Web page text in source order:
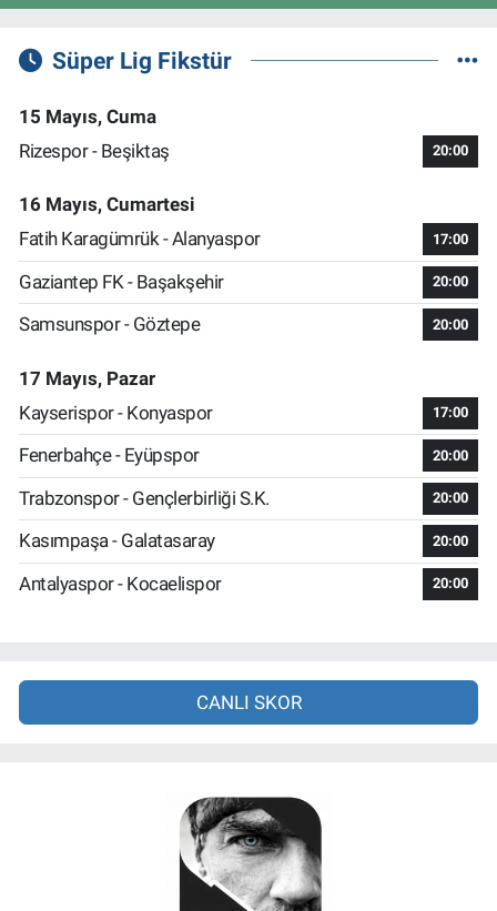
Süper Lig Fikstür
15 Mayıs, Cuma
Rizespor - Beşiktaş
20:00
16 Mayıs, Cumartesi
Fatih Karagümrük - Alanyaspor
17:00
Gaziantep FK - Başakşehir 20:00
Samsunspor - Göztepe 20:00
17 Mayıs, Pazar
Kayserispor - Konyaspor
17:00
Fenerbahçe - Eyüpspor 20:00
Trabzonspor - Gençlerbirliği S.K. 20:00
Kasımpaşa - Galatasaray 20:00
Antalyaspor - Kocaelispor 20:00
CANLI SKOR